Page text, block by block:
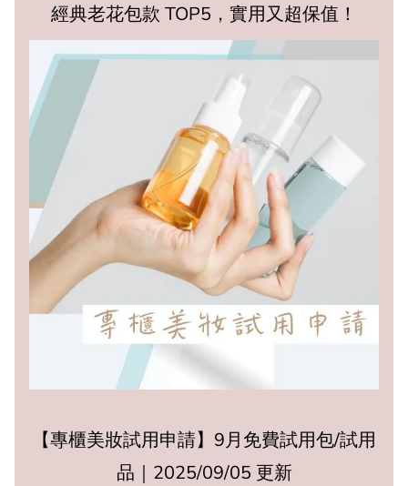
經典老花包款 TOP5，實用又超保值！
【專櫃美妝試用申請】9月免費試用包/試用
品｜2025/09/05 更新